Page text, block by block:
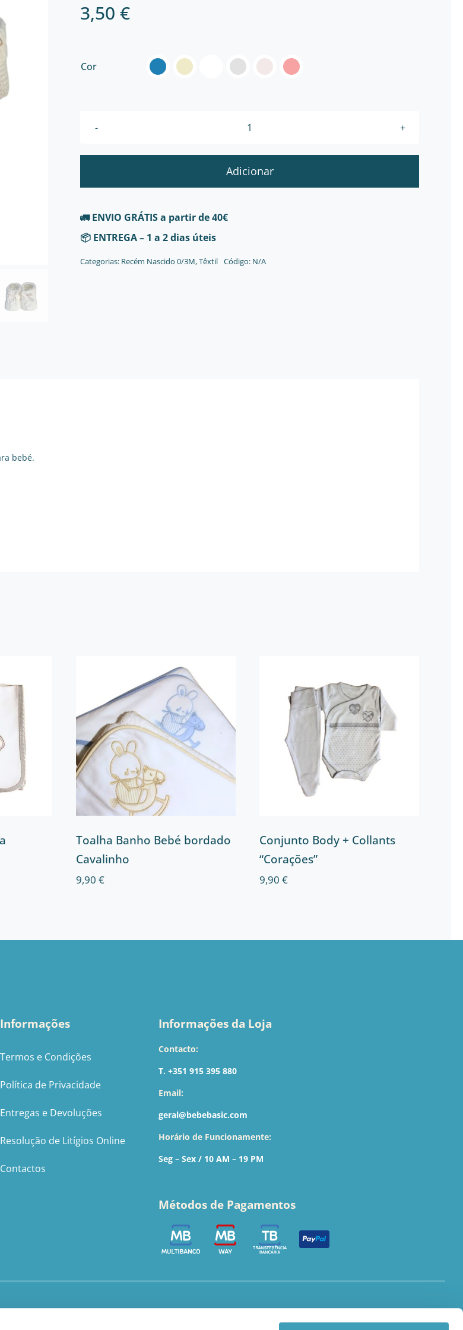
3,50 €
Cor
Quantidade
Carapins
Adicionar
🚛ENVIO GRÁTISa partir de 40€
📦 ENTREGA– 1 a 2 dias úteis
Categorias: Recém Nascido 0/3M,Têxtil Código: N/A
bebé.
Toalha Banho Bebé
bordado Cavalinho
Toalha Banho Bebé bordado
Cavalinho
9,90 €
Conjunto Body +
Collants “Corações”
Conjunto Body + Collants
“Corações”
9,90€
Informações
Termos e Condições
Política de Privacidade
Entregas e Devoluções
Resolução de Litígios Online
Contactos
Informações da Loja
Contacto:
T. +351 915 395 880
Email:
geral@bebebasic.com
Horário de Funcionamente:
Seg – Sex / 10 AM – 19 PM
Métodos de Pagamentos